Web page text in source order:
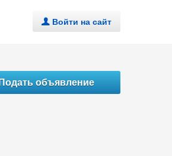
. Войти на сайт
объявление